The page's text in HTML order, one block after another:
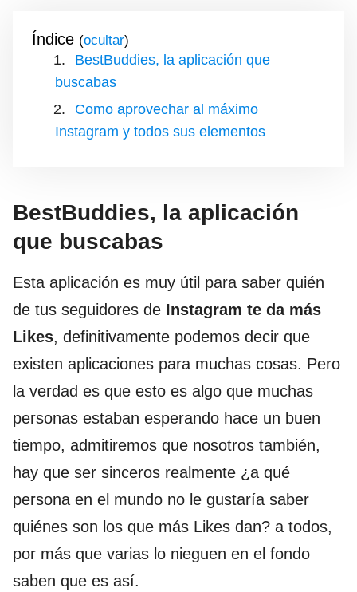
Índice ( )
BestBuddies, la aplicación que
buscabas
Como aprovechar al máximo
Instagram y todos sus elementos
BestBuddies, la aplicación
que buscabas
Esta aplicación es muy útil para saber quién
de tus seguidores de Instagram te da más
Likes, definitivamente podemos decir que
existen aplicaciones para muchas cosas. Pero
la verdad es que esto es algo que muchas
personas estaban esperando hace un buen
tiempo, admitiremos que nosotros también,
hay que ser sinceros realmente ¿a qué
persona en el mundo no le gustaría saber
quiénes son los que más Likes dan? a todos,
por más que varias lo nieguen en el fondo
saben que es así.